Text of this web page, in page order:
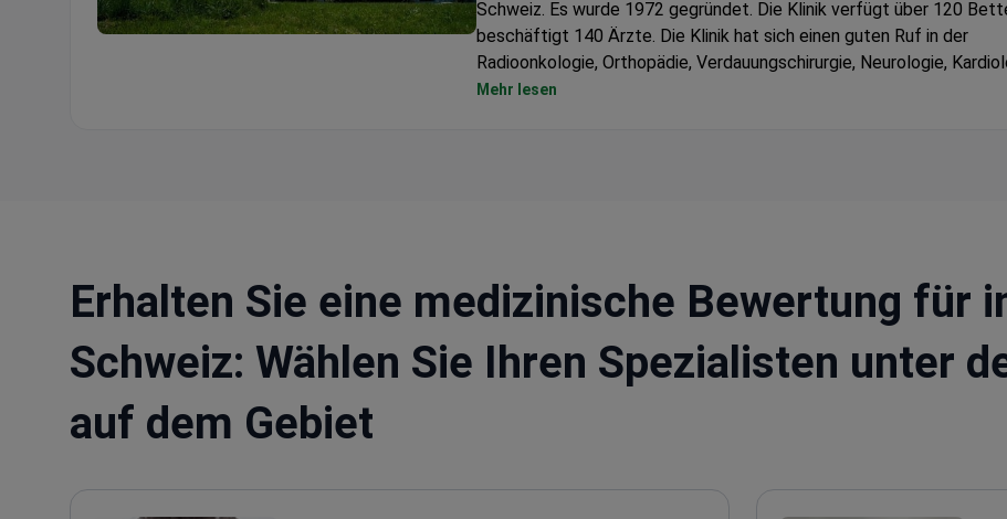
Schweiz. Es wurde 1972 gegründet. Die Klinik verfügt über 120
beschäftigt 140 Ärzte. Die Klinik hat sich einen guten Ruf in der
Radioonkologie, Orthopädie, Verdauungschirurgie, Neurologie,
erworben.
Mehr lesen
Erhalten Sie eine medizinische Bewertung für
Schweiz: Wählen Sie Ihren Spezialisten unter
auf dem Gebiet